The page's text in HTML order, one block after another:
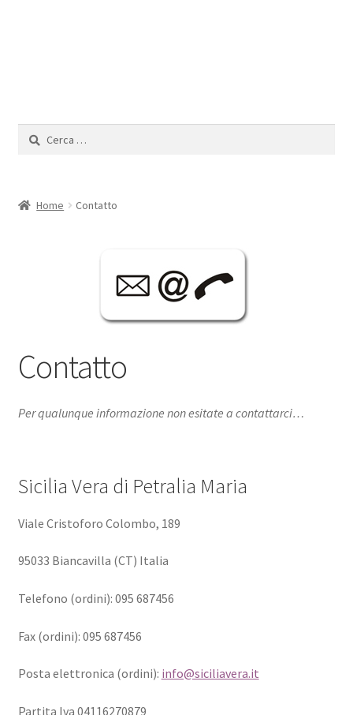
Cassa
Ricerca
Home Contatto
Contatto
Per qualunque informazione non esitate a contattarci…
Sicilia Vera di Petralia Maria
Viale Cristoforo Colombo, 189
95033 Biancavilla (CT) Italia
Telefono (ordini): 095 687456
Fax (ordini): 095 687456
Posta elettronica (ordini): info@siciliavera.it
Partita Iva 04116270879